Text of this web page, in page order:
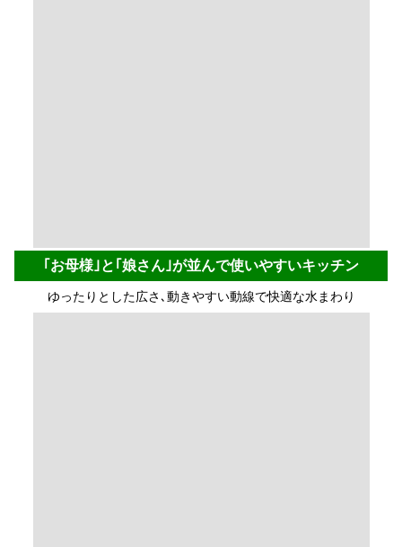
｢お母様｣と｢娘さん｣が並んで使いやすいキッチン
ゆったりとした広さ､動きやすい動線で快適な水まわり